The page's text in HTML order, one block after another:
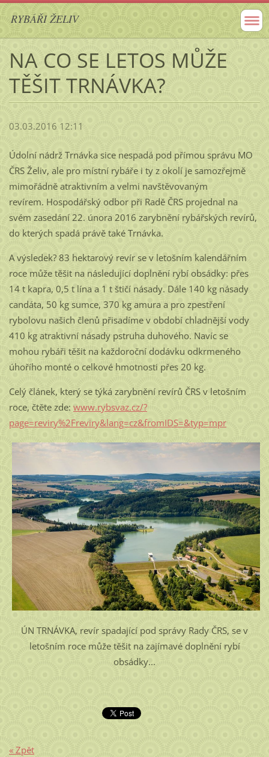
RYBÁŘI ŽELIV
NA CO SE LETOS MŮŽE
TĚŠIT TRNÁVKA?
03.03.2016 12:11
Údolní nádrž Trnávka sice nespadá pod přímou správu MO
ČRS Želiv, ale pro místní rybáře i ty z okolí je samozřejmě
mimořádně atraktivním a velmi navštěvovaným
revírem. Hospodářský odbor při Radě ČRS projednal na
svém zasedání 22. února 2016 zarybnění rybářských revírů,
do kterých spadá právě také Trnávka.
A výsledek? 83 hektarový revír se v letošním kalendářním
roce může těšit na následující doplnění rybí obsádky: přes
14 t kapra, 0,5 t lína a 1 t štičí násady. Dále 140 kg násady
candáta, 50 kg sumce, 370 kg amura a pro zpestření
rybolovu našich členů přisadíme v období chladnější vody
410 kg atraktivní násady pstruha duhového. Navíc se
mohou rybáři těšit na každoroční dodávku odkrmeného
úhořího monté o celkové hmotnosti přes 20 kg.
Celý článek, který se týká zarybnění revírů ČRS v letošním
roce, čtěte zde: www.rybsvaz.cz/?
page=reviry%2Freviry&lang=cz&fromIDS=&typ=mpr
ÚN TRNÁVKA, revír spadající pod správy Rady ČRS, se v
letošním roce může těšit na zajímavé doplnění rybí
obsádky...
« Zpět